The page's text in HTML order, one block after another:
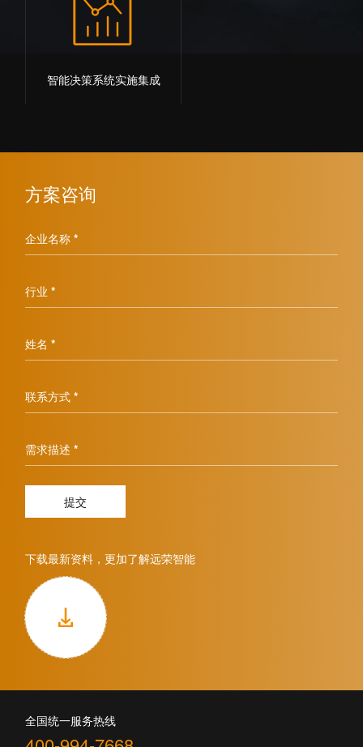
智能决策系统实施集成
方案咨询
企业名称 *
行业 *
姓名 *
联系方式 *
需求描述 *
提交
下载最新资料，更加了解远荣智能
全国统一服务热线